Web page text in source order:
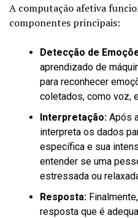
A computação afetiva
componentes principais:
Detecção de
aprendizado de
para reconhecer
coletados, como voz,
Interpretação: Após
interpreta os dados
específica e sua
entender se uma
estressada ou
Resposta:
resposta que é